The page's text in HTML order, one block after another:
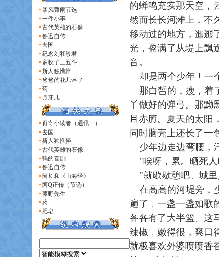
暴风骤雨节选
一件小事
古代英雄的石像
鲁迅自传
去国
纪念刘和珍君
多收了三五斗
斯人独憔悴
爸爸的花儿落了
药
月牙儿
再寄小读者（通讯一）
去国
斯人独憔悴
古代英雄的石像
鸭的喜剧
鲁迅自传
阿长和《山海经》
阿Q正传（节选）
藤野先生
药
肥皂
的蝉鸣充实那天空，
然而长长河滩上，不
移动过的地方，迤逦
光，盈满了从堤上飘
音。
却是两个少年！一
那白皙的，瘦，着
丫做好的弹弓。那黝
且赤膊。夏天的太阳
同时脑壳上还长了一
少年边走边弯腰，
"唉呀，累。晒死人
"就歇歇憩吧。城里
在高高的河堤旁，
遍了，一盏一盏如歌
各各有了大半篮。这
辣椒，嫩得很，爽口
就极喜欢外婆喷喷香